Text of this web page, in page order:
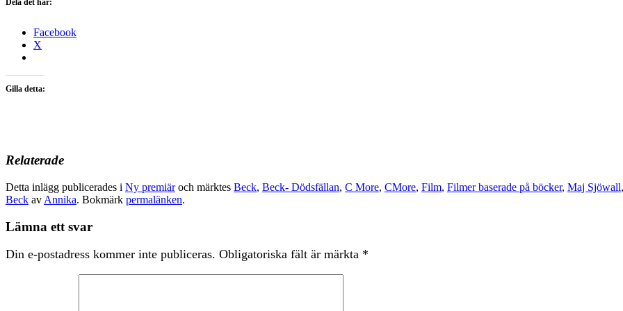
Facebook
X
Gilla detta:
Relaterade
Detta inlägg publicerades i Ny premiäroch märktes Beck, Beck- Dödsfällan, C More, CMore, Film, Filmer baserade på böcker, Maj Sjöwall,
Beck av Annika. Bokmärk permalänken.
Lämna ett svar
Din e-postadress kommer inte publiceras. Obligatoriska fält är märkta *